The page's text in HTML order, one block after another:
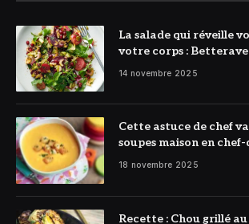
La salade qui réveille
votre corps :
Citron à l’honneur
14 novembre 2025
Cette astuce de chef
soupes maison en
réconfortant
18 novembre 2025
Recette : Chou grillé